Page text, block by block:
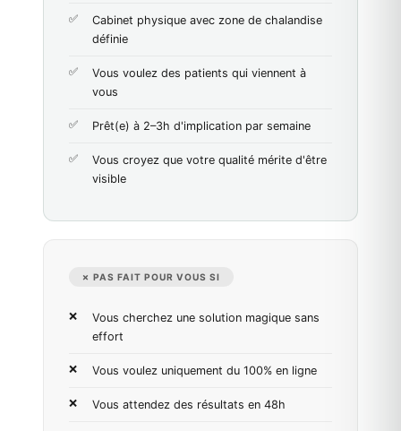
Cabinet physique avec zone de chalandise
définie
Vous voulez des patients qui viennent à
vous
Prêt(e) à 2–3h d'implication par semaine
Vous croyez que votre qualité mérite d'être
visible
✗ PAS FAIT POUR VOUS SI
Vous cherchez une solution magique sans
effort
Vous voulez uniquement du 100% en ligne
Vous attendez des résultats en 48h